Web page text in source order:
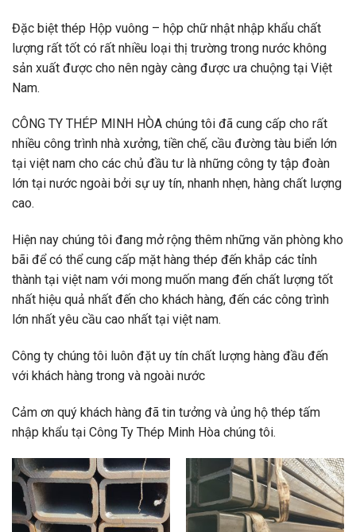
Đặc biệt thép Hộp vuông – hộp chữ nhật nhập khẩu chất
lượng rất tốt có rất nhiều loại thị trường trong nước không
sản xuất được cho nên ngày càng được ưa chuộng tại Việt
Nam.
CÔNG TY THÉP MINH HÒA chúng tôi đã cung cấp cho rất
nhiều công trình nhà xưởng, tiền chế, cầu đường tàu biển lớn
tại việt nam cho các chủ đầu tư là những công ty tập đoàn
lớn tại nước ngoài bởi sự uy tín, nhanh nhẹn, hàng chất lượng
cao.
Hiện nay chúng tôi đang mở rộng thêm những văn phòng kho
bãi để có thể cung cấp mặt hàng thép đến khắp các tỉnh
thành tại việt nam với mong muốn mang đến chất lượng tốt
nhất hiệu quả nhất đến cho khách hàng, đến các công trình
lớn nhất yêu cầu cao nhất tại việt nam.
Công ty chúng tôi luôn đặt uy tín chất lượng hàng đầu đến
với khách hàng trong và ngoài nước
Cảm ơn quý khách hàng đã tin tưởng và ủng hộ thép tấm
nhập khẩu tại Công Ty Thép Minh Hòa chúng tôi.